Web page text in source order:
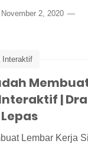
November 2, 2020
Interaktif
Drag and Drop
|
Lembar Kerja